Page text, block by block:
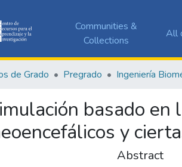
Communities &
Collections
All
de Grado Pregrado Ingeniería
basado
y
Abstract